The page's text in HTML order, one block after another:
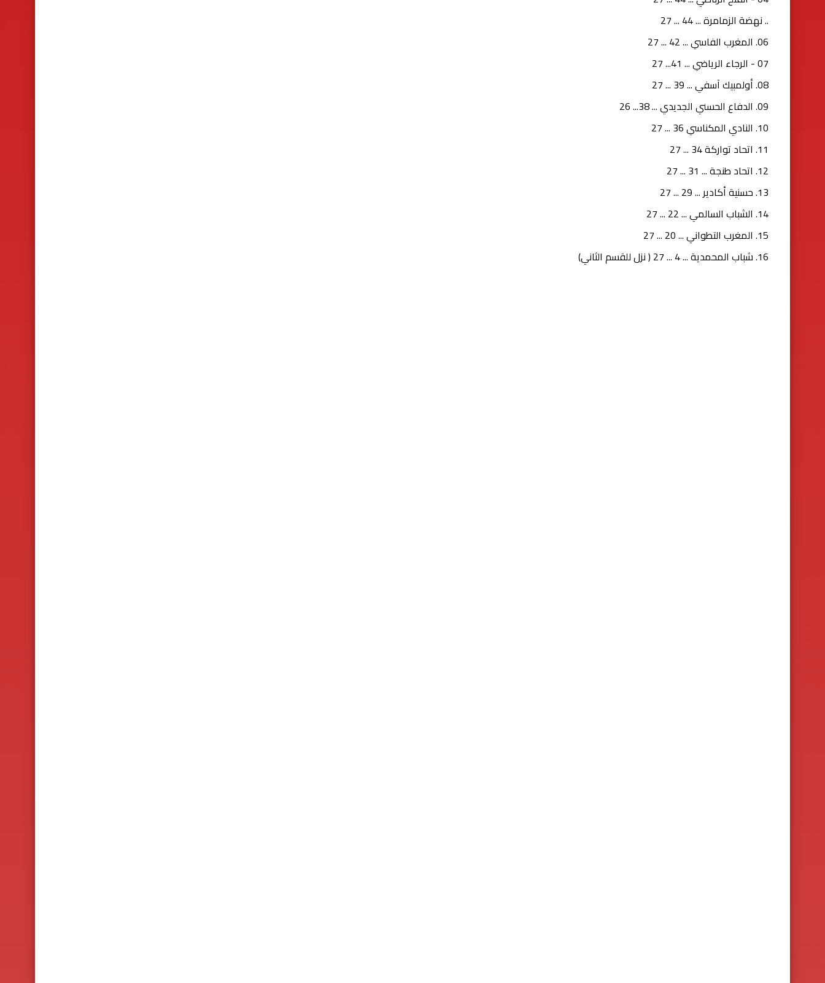
.. نهضة الزمامرة ... 44 ... 27
06. المغرب الفاسي ... 42 ... 27
07 - الرجاء الرياضي ... 41... 27
08. أولمبيك آسفي ... 39 ... 27
09. الدفاع الحسني الجديدي ... 38... 26
10. النادي المكناسي 36 ... 27
11. اتحاد تواركة 34 ... 27
12. اتحاد طنجة ... 31 ... 27
13. حسنية أكادير ... 29 ... 27
14. الشباب السالمي ... 22 ... 27
15. المغرب التطواني ... 20 ... 27
16. شباب المحمدية ... 4 ... 27 ( نزل للقسم الثاني)